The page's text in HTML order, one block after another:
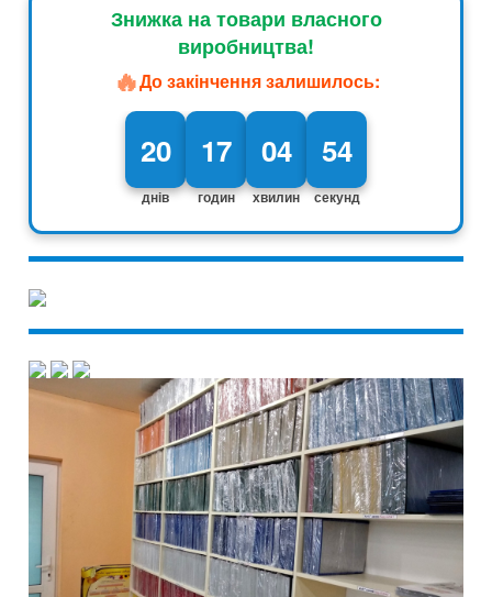
Знижка на товари власного
виробництва!
🔥До закінчення залишилось:
20
днів
17
годин
04
хвилин
53
секунд